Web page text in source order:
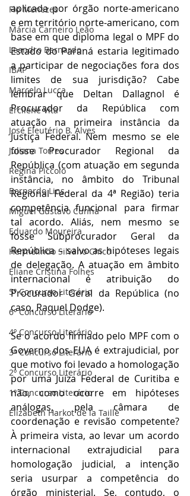
Flo Menezes
Márcia Carneiro Leão
Leandro Bernardo
IBAP
Marcelo Lucca
Ercilene Vita
José Eleutério B. Alves
Juliana Torres
Regina Piccolo
Bernardo Lins
Miguel Gustavo Cunha
Eduardo Moureira
Hermelindo Silvano Chico
Eliane Cristina Folhes
5º Concurso Literário
6º Concurso Literário
4º Concurso Literário
3º Concurso Literário
2º Concurso Literário
1º Concurso Literário
Elizabeth Harkot de la Taille
aplicada por órgão norte-americano
e em território norte-americano, com
base em que diploma legal o MPF do
Estado do Paraná estaria legitimado
a participar de negociações fora dos
limites de sua jurisdição? Cabe
lembrar que Deltan Dallagnol é
Procurador da República com
atuação na primeira instância da
Justiça Federal. Nem mesmo se ele
fosse Procurador Regional da
República (com atuação em segunda
instância, no âmbito do Tribunal
Regional Federal da 4ª Região) teria
competência funcional para firmar
tal acordo. Aliás, nem mesmo se
fosse Subprocurador Geral da
República – salvo as hipóteses legais
de delegação. A atuação em âmbito
internacional é atribuição do
Procurador Geral da República (no
caso, Raquel Dodge).
Se o acordo firmado pelo MPF com o
Governo dos EUA é extrajudicial, por
que motivo foi levado a homologação
por uma Juíza Federal de Curitiba e
não, como ocorre em hipóteses
análogas, pela câmara de
coordenação e revisão competente?
À primeira vista, ao levar um acordo
internacional extrajudicial para
homologação judicial, a intenção
seria usurpar a competência do
órgão ministerial. Se, contudo, o